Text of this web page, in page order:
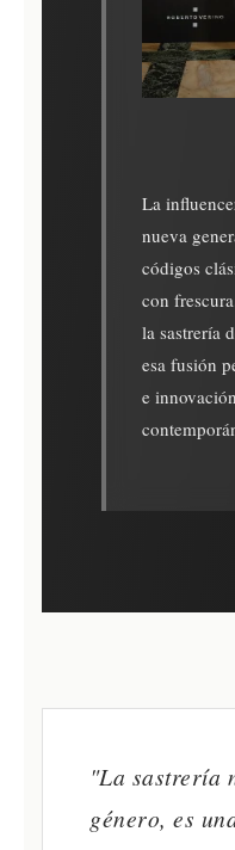
La
nueva
códigos
con
la sastrería
esa fusión
e
"La sastrería
género, es